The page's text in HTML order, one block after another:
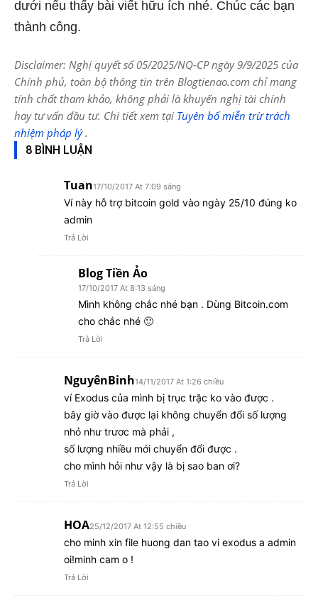
dưới nếu thấy bài viết hữu ích nhé. Chúc các bạn
thành công.
Disclaimer: Nghị quyết số 05/2025/NQ-CP ngày 9/9/2025 của
Chính phủ, toàn bộ thông tin trên Blogtienao.com chỉ mang
tính chất tham khảo, không phải là khuyến nghị tài chính
hay tư vấn đầu tư. Chi tiết xem tại Tuyên bố miễn trừ trách
nhiệm pháp lý.
8 BÌNH LUẬN
Tuan17/10/2017 At 7:09 sáng
Ví này hỗ trợ bitcoin gold vào ngày 25/10 đúng ko
admin
Trả Lời
Blog Tiền Ảo
17/10/2017 At 8:13 sáng
Mình không chắc nhé bạn . Dùng Bitcoin.com
cho chắc nhé 🙂
Trả Lời
NguyênBinh14/11/2017 At 1:26 chiều
ví Exodus của mình bị trục trặc ko vào được .
bây giờ vào được lại không chuyển đổi số lượng
nhỏ như trươc mà phải ,
số lượng nhiều mới chuyển đổi được .
cho mình hỏi như vậy là bị sao ban ơi?
Trả Lời
HOA25/12/2017 At 12:55 chiều
cho minh xin file huong dan tao vi exodus a admin
oi!minh cam o !
Trả Lời